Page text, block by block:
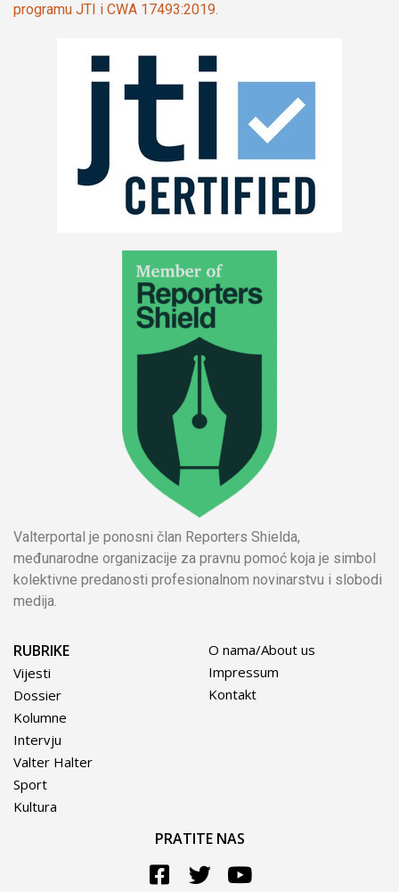
programu JTI i CWA 17493:2019.
Valterportal je ponosni član Reporters Shielda,
međunarodne organizacije za pravnu pomoć koja je simbol
kolektivne predanosti profesionalnom novinarstvu i slobodi
medija.
RUBRIKE
Vijesti
Dossier
Kolumne
Intervju
Valter Halter
Sport
Kultura
O nama/About us
Impressum
Kontakt
PRATITE NAS